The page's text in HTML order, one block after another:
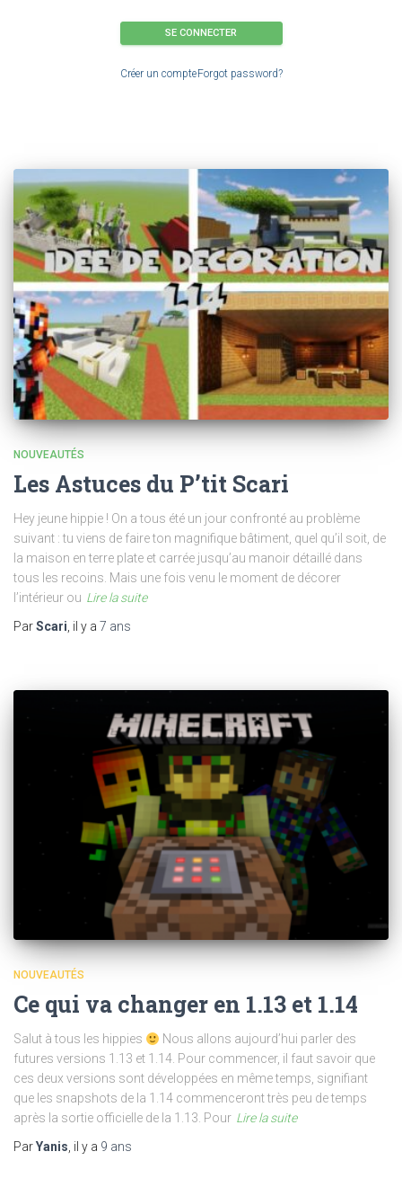
SE CONNECTER
Créer un compteForgot password?
NOUVEAUTÉS
Les Astuces du P’tit Scari
Hey jeune hippie ! On a tous été un jour confronté au problème
suivant : tu viens de faire ton magnifique bâtiment, quel qu’il soit, de
la maison en terre plate et carrée jusqu’au manoir détaillé dans
tous les recoins. Mais une fois venu le moment de décorer
l’intérieur ou Lire la suite
ParScari , il y a 7 ans
NOUVEAUTÉS
Ce qui va changer en 1.13 et 1.14
Salut à tous les hippies
Nous allons aujourd’hui parler des
futures versions 1.13 et 1.14. Pour commencer, il faut savoir que
ces deux versions sont développées en même temps, signifiant
que les snapshots de la 1.14 commenceront très peu de temps
après la sortie officielle de la 1.13. Pour Lire la suite
ParYanis, il y a 9 ans